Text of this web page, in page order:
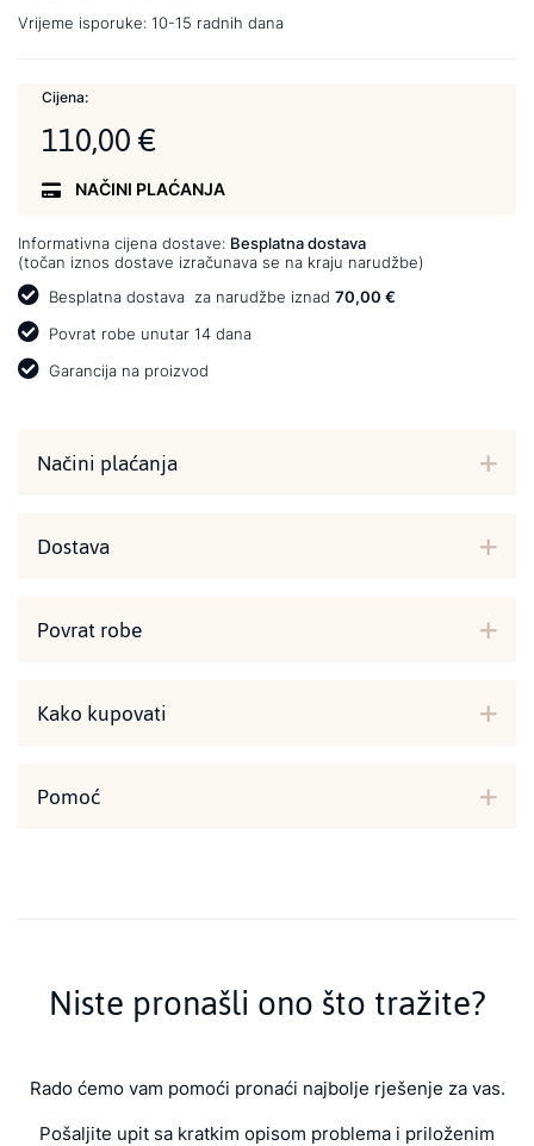
Vrijeme isporuke: 10-15 radnih dana
Cijena:
110,00 €
NAČINI PLAĆANJA
Informativna cijena dostave: Besplatna dostava
(točan iznos dostave izračunava se na kraju narudžbe)
Besplatna dostava za narudžbe iznad 70,00 €
Povrat robe unutar 14 dana
Garancija na proizvod
Načini plaćanja
Dostava
Povrat robe
Kako kupovati
Pomoć
Niste pronašli ono što tražite?
Rado ćemo vam pomoći pronaći najbolje rješenje za vas.
Pošaljite upit sa kratkim opisom problema i priloženim